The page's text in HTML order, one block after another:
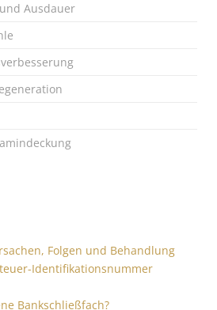
Ausdauer
Folgen und Behandlung
Identifikationsnummer
Bankschließfach?